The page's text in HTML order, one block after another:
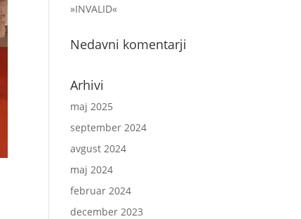
»INVALID«
Nedavni komentarji
Arhivi
maj 2025
september 2024
avgust 2024
maj 2024
februar 2024
december 2023